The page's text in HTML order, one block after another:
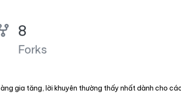
gia tăng, lời khuyên thường thấy nhất dành cho